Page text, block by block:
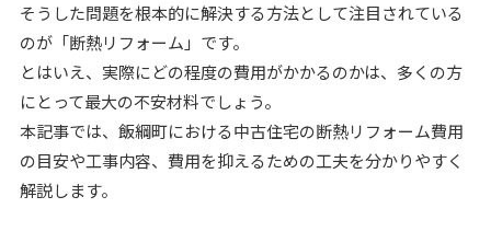
そうした問題を根本的に解決する方法として注目されている
のが「断熱リフォーム」です。
とはいえ、実際にどの程度の費用がかかるのかは、多くの方
にとって最大の不安材料でしょう。
本記事では、飯綱町における中古住宅の断熱リフォーム費用
の目安や工事内容、費用を抑えるための工夫を分かりやすく
解説します。